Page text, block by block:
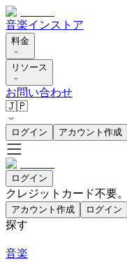
音楽インストア
料金
リソース
お問い合わせ
🇯🇵
ログイン アカウント作成
ログイン
クレジットカード不要
アカウント作成 ログイン
探す
音楽